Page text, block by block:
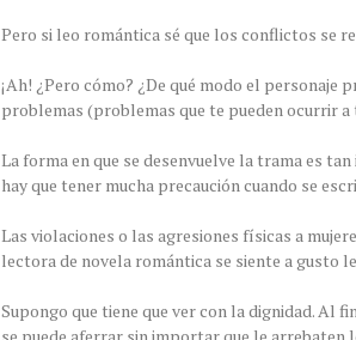
Pero si leo romántica sé que los conflictos se
¡Ah! ¿Pero cómo? ¿De qué modo el personaje
problemas (problemas que te pueden ocurrir a
La forma en que se desenvuelve la trama es
hay que tener mucha precaución cuando se
Las violaciones o las agresiones físicas a
lectora de novela romántica se siente a gusto
Supongo que tiene que ver con la dignidad. Al